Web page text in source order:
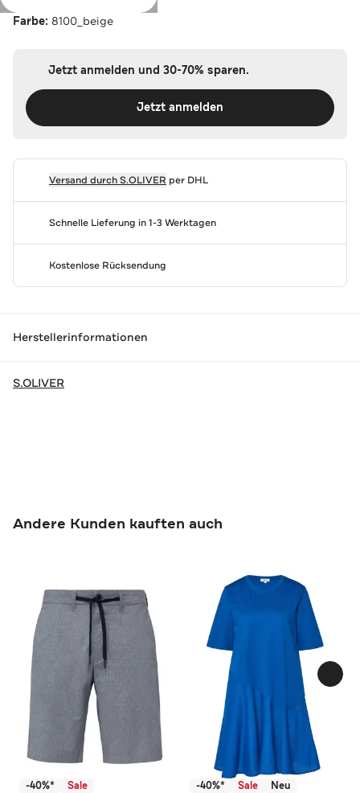
Farbe: 8100_beige
Jetzt anmelden und 30-70% sparen.
Jetzt anmelden
Versand durchS.OLIVER per DHL
Schnelle Lieferung in 1-3 Werktagen
Kostenlose Rücksendung
Herstellerinformationen
S.OLIVER
Andere Kunden kauften auch
-40%* Sale -40%* Sale Neu